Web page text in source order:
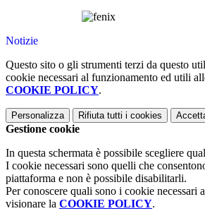
Notizie
Questo sito o gli strumenti terzi da questo
cookie necessari al funzionamento ed utili
COOKIE POLICY.
Personalizza Rifiuta tutti i cookies
Gestione cookie
In questa schermata è possibile scegliere
I cookie necessari sono quelli che
piattaforma e non è possibile disabilitarli.
Per conoscere quali sono i cookie necessari
visionare la COOKIE POLICY.